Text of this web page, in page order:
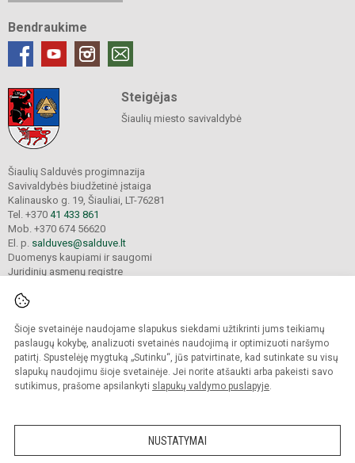
Šioje svetainėje naudojame slapukus siekdami užtikrinti jums teikiamų
paslaugų kokybę, analizuoti svetainės naudojimą ir optimizuoti naršymo
patirtį. Spustelėję mygtuką „Sutinku“, jūs patvirtinate, kad sutinkate su visų
slapukų naudojimu šioje svetainėje. Jei norite atšaukti arba pakeisti savo
sutikimus, prašome apsilankyti slapukų valdymo puslapyje.
NUSTATYMAI
Bendraukime
Steigėjas
Šiaulių miesto savivaldybė
Šiaulių Salduvės progimnazija
Savivaldybės biudžetinė įstaiga
Kalinausko g. 19, Šiauliai, LT-76281
Tel. +370 41 433 861
Mob. +370 674 56620
El. p. salduves@salduve.lt
Duomenys kaupiami ir saugomi
Juridinių asmenų registre
© 2026. Šiaulių Salduvės progimnazija. Visos teisės saugomos.
Kopijuoti turinį be raštiško įstaigos administracijos sutikimo griežtai draudžiama.